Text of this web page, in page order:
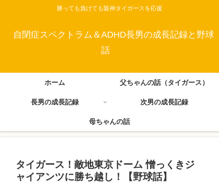
勝っても負けても阪神タイガースを応援
自閉症スペクトラム＆ADHD長男の成長記録と野球
話
ホーム 父ちゃんの話（タイガース）
長男の成長記録 次男の成長記録
母ちゃんの話
タイガース！敵地東京ドーム 憎っくきジ
ャイアンツに勝ち越し！【野球話】